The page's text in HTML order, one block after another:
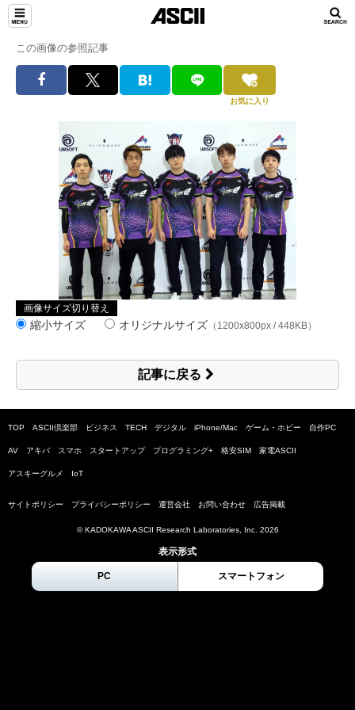
この画像の参照記事
お気に入り
画像サイズ切り替え
縮小サイズ オリジナルサイズ （1200x800px / 448KB）
記事に戻る
TOP ASCII倶楽部 ビジネス TECH デジタル iPhone/Mac ゲーム・ホビー 自作PC
AV アキバ スマホ スタートアップ プログラミング+ 格安SIM 家電ASCII
アスキーグルメ IoT
サイトポリシー プライバシーポリシー 運営会社 お問い合わせ 広告掲載
© KADOKAWA ASCII Research Laboratories, Inc. 2026
表示形式
PC スマートフォン